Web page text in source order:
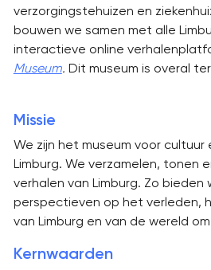
verzorgingstehuizen en
bouwen we samen met alle
interactieve online
Museum. Dit museum is overal
Missie
We zijn het museum voor cultuur
Limburg. We verzamelen, tonen
verhalen van Limburg. Zo bieden
perspectieven op het verleden,
van Limburg en van de wereld
Kernwaarden